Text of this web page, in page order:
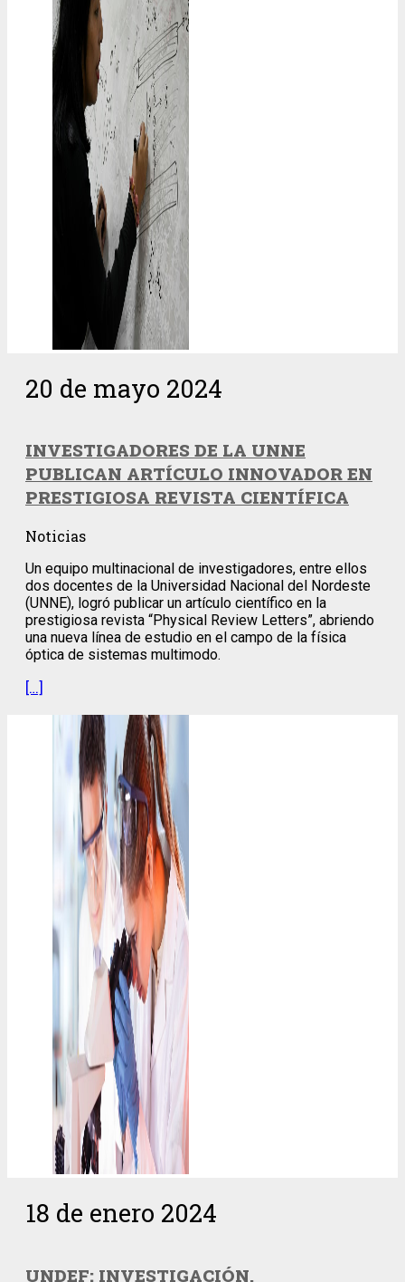
20 de mayo 2024
INVESTIGADORES DE LA UNNE
PUBLICAN ARTÍCULO INNOVADOR EN
PRESTIGIOSA REVISTA CIENTÍFICA
Noticias
Un equipo multinacional de investigadores, entre ellos
dos docentes de la Universidad Nacional del Nordeste
(UNNE), logró publicar un artículo científico en la
prestigiosa revista “Physical Review Letters”, abriendo
una nueva línea de estudio en el campo de la física
óptica de sistemas multimodo.
[…]
18 de enero 2024
UNDEF: INVESTIGACIÓN,